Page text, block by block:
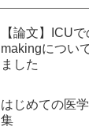
【論文】ICU
makingについ
ました
はじめての医
集